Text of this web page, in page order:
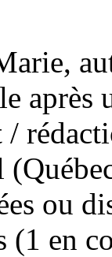
après
/
ou
(1 en